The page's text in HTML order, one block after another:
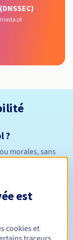
?
morales, sans
est
cookies et